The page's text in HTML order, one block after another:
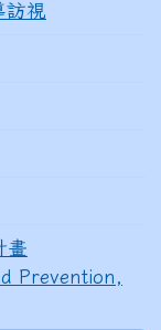
訪視
畫
Prevention,